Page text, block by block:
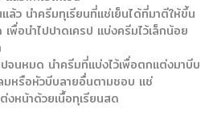
ล้ว นำครีมทุเรียนที่แช่เย็นได้ที่มาตีให้ขึ้น
อนำไปปาดเครป แบ่งครีมไว้เล็กน้อย
จนหมด นำครีมที่แบ่งไว้เพื่อตกแต่งมาบีบ
หรือหัวบีบลายอื่นตามชอบ แช่
งหน้าด้วยเนื้อทุเรียนสด